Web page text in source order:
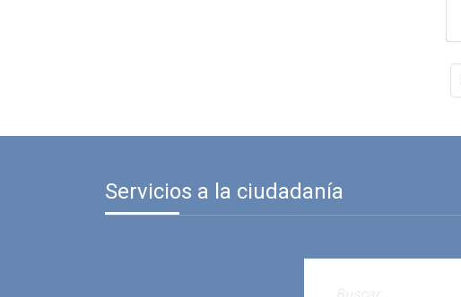
Servicios a la ciudadanía